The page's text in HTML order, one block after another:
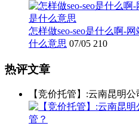
怎样做seo-seo是什么啊-
什么意思 07/05 210
热评文章
【竞价托管】:云南昆明